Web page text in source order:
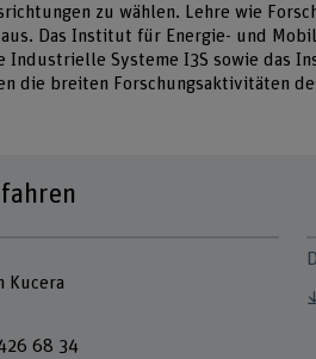
zu wählen. Lehre wie
aus. Das Institut für Energie- und
Industrielle Systeme I3S sowie das
die breiten Forschungsaktivitäten
Kucera
68 34